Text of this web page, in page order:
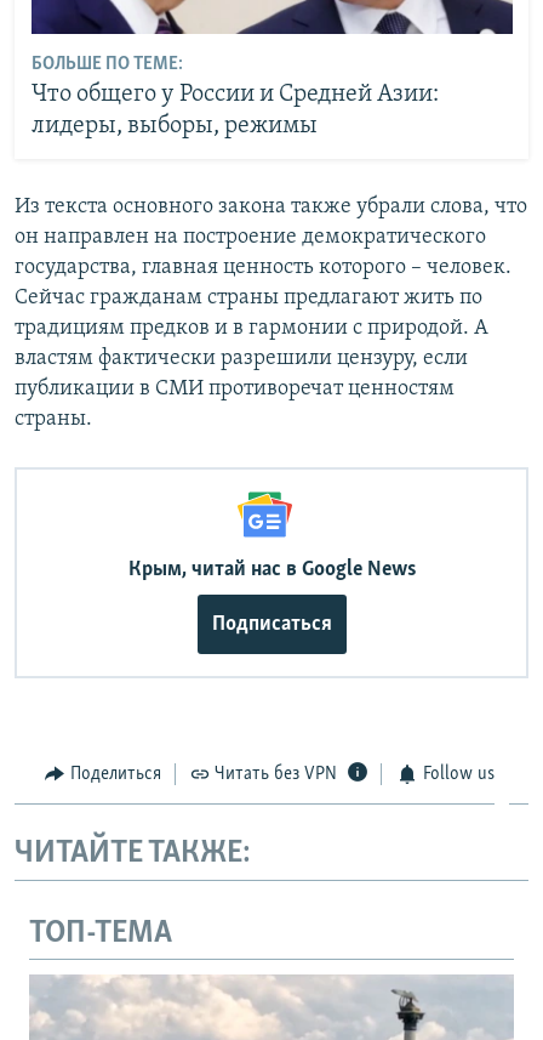
БОЛЬШЕ ПО ТЕМЕ:
Что общего у России и Средней Азии:
лидеры, выборы, режимы
Из текста основного закона также убрали слова, что
он направлен на построение демократического
государства, главная ценность которого – человек.
Сейчас гражданам страны предлагают жить по
традициям предков и в гармонии с природой. А
властям фактически разрешили цензуру, если
публикации в СМИ противоречат ценностям
страны.
Крым, читай нас в Google News
Подписаться
Поделиться Читать без VPN Follow us
ЧИТАЙТЕ ТАКЖЕ:
ТОП-ТЕМА